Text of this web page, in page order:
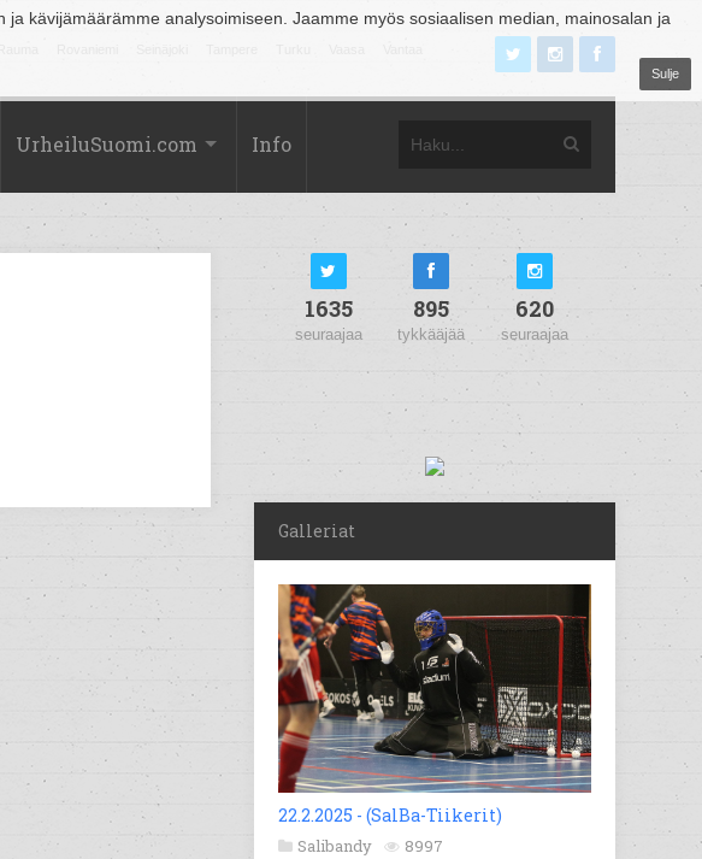
kävijämäärämme analysoimiseen. Jaamme myös sosiaalisen median, mainosalan ja
Sulje
UrheiluSuomi.com Info
1635
seuraajaa
895
tykkääjää
620
seuraajaa
Galleriat
22.2.2025 - (SalBa-Tiikerit)
Salibandy 8997